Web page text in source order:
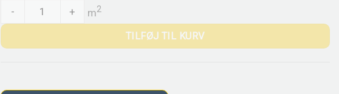
Hortastone Pearl quantity
- + m2
TILFØJ TIL KURV